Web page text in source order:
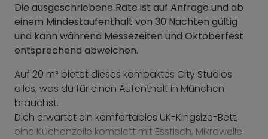
Die ausgeschriebene Rate ist auf Anfrage und ab
einem Mindestaufenthalt von 30 Nächten gültig
und kann während Messezeiten und Oktoberfest
entsprechend abweichen.
Auf 20 m² bietet dieses kompaktes City Studios
alles, was du für einen Aufenthalt in München
brauchst.
Dich erwartet ein komfortables UK-Kingsize-Bett,
eine Küchenzeile komplett mit Esstisch, Mikrowelle